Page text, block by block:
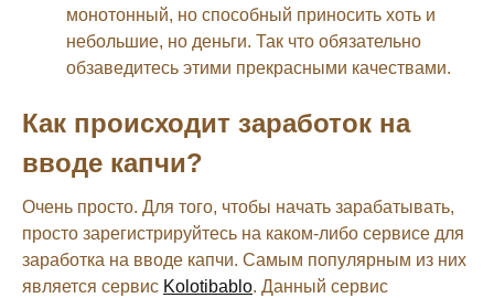
монотонный, но способный приносить хоть и
небольшие, но деньги. Так что обязательно
обзаведитесь этими прекрасными качествами.
Как происходит заработок на
вводе капчи?
Очень просто. Для того, чтобы начать зарабатывать,
просто зарегистрируйтесь на каком-либо сервисе для
заработка на вводе капчи. Самым популярным из них
является сервис Kolotibablo. Данный сервис